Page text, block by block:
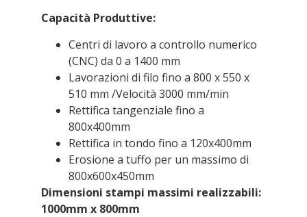
Capacità Produttive:
Centri di lavoro a controllo numerico
(CNC) da 0 a 1400 mm
Lavorazioni di filo fino a 800 x 550 x
510 mm /Velocità 3000 mm/min
Rettifica tangenziale fino a
800x400mm
Rettifica in tondo fino a 120x400mm
Erosione a tuffo per un massimo di
800x600x450mm
Dimensioni stampi massimi realizzabili:
1000mm x 800mm